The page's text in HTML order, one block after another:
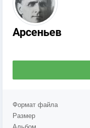
Арсеньев
Формат файла
Размер